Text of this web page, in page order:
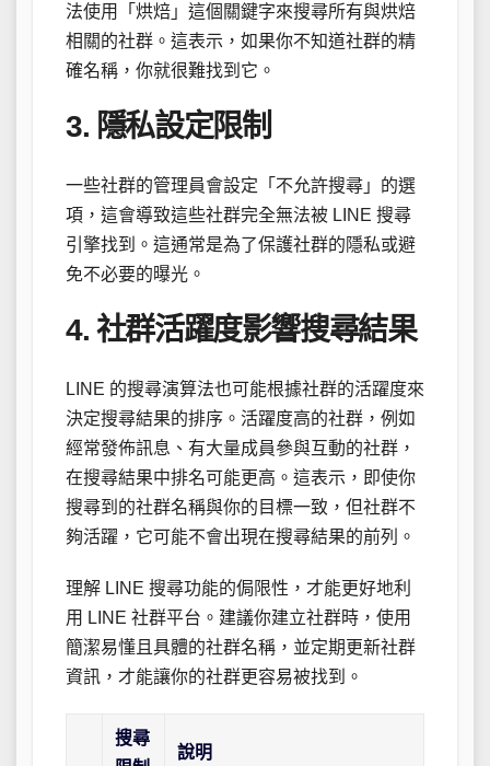
法使用「烘焙」這個關鍵字來搜尋所有與烘焙
相關的社群。這表示，如果你不知道社群的精
確名稱，你就很難找到它。
3. 隱私設定限制
一些社群的管理員會設定「不允許搜尋」的選
項，這會導致這些社群完全無法被 LINE 搜尋
引擎找到。這通常是為了保護社群的隱私或避
免不必要的曝光。
4. 社群活躍度影響搜尋結果
LINE 的搜尋演算法也可能根據社群的活躍度來
決定搜尋結果的排序。活躍度高的社群，例如
經常發佈訊息、有大量成員參與互動的社群，
在搜尋結果中排名可能更高。這表示，即使你
搜尋到的社群名稱與你的目標一致，但社群不
夠活躍，它可能不會出現在搜尋結果的前列。
理解 LINE 搜尋功能的侷限性，才能更好地利
用 LINE 社群平台。建議你建立社群時，使用
簡潔易懂且具體的社群名稱，並定期更新社群
資訊，才能讓你的社群更容易被找到。
搜尋
說明